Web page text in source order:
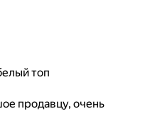
топ
продавцу, очень